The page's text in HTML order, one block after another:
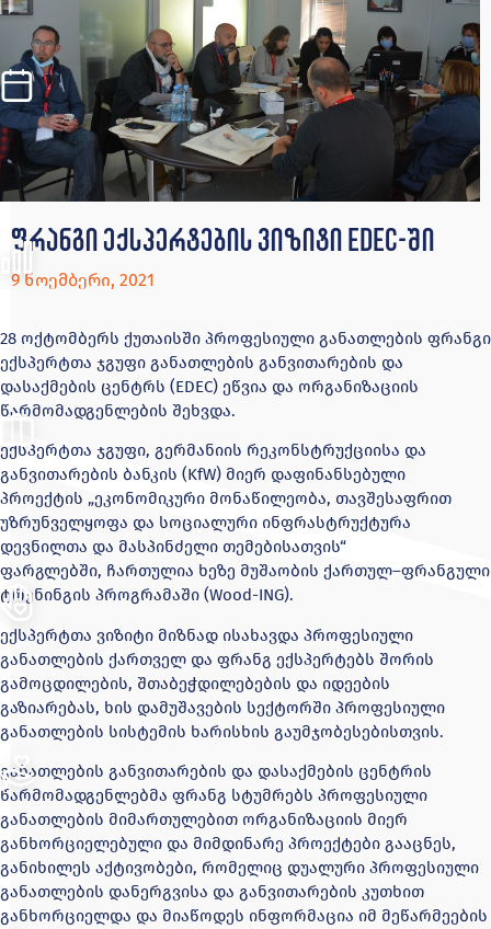
ფრანგი ექსპერტების ვიზიტი EDEC-ში
9 ნოემბერი, 2021
28 ოქტომბერს ქუთაისში პროფესიული განათლების ფრანგი
ექსპერტთა ჯგუფი განათლების განვითარების და
დასაქმების ცენტრს (EDEC) ეწვია და ორგანიზაციის
წარმომადგენლების შეხვდა.
ექსპერტთა ჯგუფი, გერმანიის რეკონსტრუქციისა და
განვითარების ბანკის (KfW) მიერ დაფინანსებული
პროექტის „ეკონომიკური მონაწილეობა, თავშესაფრით
უზრუნველყოფა და სოციალური ინფრასტრუქტურა
დევნილთა და მასპინძელი თემებისათვის“
ფარგლებში, ჩართულია ხეზე მუშაობის ქართულ–ფრანგული
ტრენინგის პროგრამაში (Wood-ING).
ექსპერტთა ვიზიტი მიზნად ისახავდა პროფესიული
განათლების ქართველ და ფრანგ ექსპერტებს შორის
გამოცდილების, შთაბეჭდილებების და იდეების
გაზიარებას, ხის დამუშავების სექტორში პროფესიული
განათლების სისტემის ხარისხის გაუმჯობესებისთვის.
განათლების განვითარების და დასაქმების ცენტრის
წარმომადგენლებმა ფრანგ სტუმრებს პროფესიული
განათლების მიმართულებით ორგანიზაციის მიერ
განხორციელებული და მიმდინარე პროექტები გააცნეს,
განიხილეს აქტივობები, რომელიც დუალური პროფესიული
განათლების დანერგვისა და განვითარების კუთხით
განხორციელდა და მიაწოდეს ინფორმაცია იმ მეწარმეების